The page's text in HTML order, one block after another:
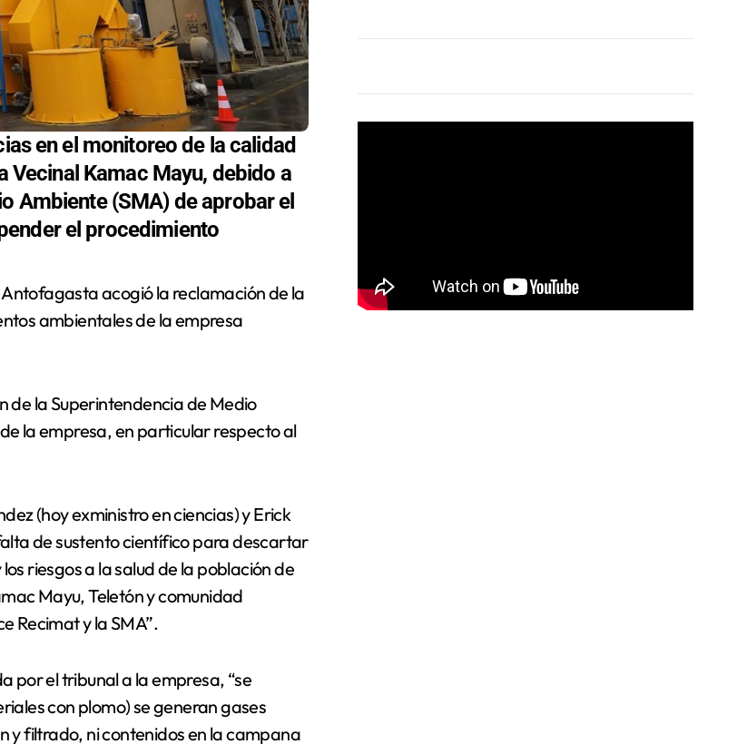
en el monitoreo de la calidad
Vecinal Kamac Mayu, debido a
Ambiente (SMA) de aprobar el
el procedimiento
ambientales de la empresa
de la Superintendencia de Medio
la empresa, en particular respecto al
(hoy exministro en ciencias) y Erick
de sustento científico para descartar
riesgos a la salud de la población de
Mayu, Teletón y comunidad
Recimat y la SMA”.
por el tribunal a la empresa, “se
con plomo) se generan gases
y filtrado, ni contenidos en la campana